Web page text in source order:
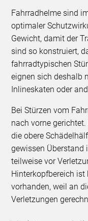
Fahrradhelme sind
optimaler
Gewicht, damit der
sind so konstruiert,
fahrradtypischen
eignen sich deshalb
Inlineskaten oder
Bei Stürzen vom
nach vorne
die obere
gewissen Überstand
teilweise vor
Hinterkopfbereich
vorhanden, weil an
Verletzungen